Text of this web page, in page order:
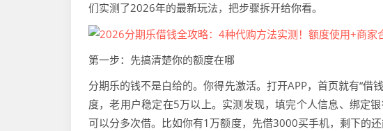
们实测了2026年的最新玩法，把步骤拆开给你看。
第一步：先搞清楚你的额度在哪
分期乐的钱不是白给的。你得先激活。打开APP，首页就有“
度，老用户稳定在5万以上。实测发现，填完个人信息、绑定
可以分多次借。比如你有1万额度，先借3000买手机，剩下的